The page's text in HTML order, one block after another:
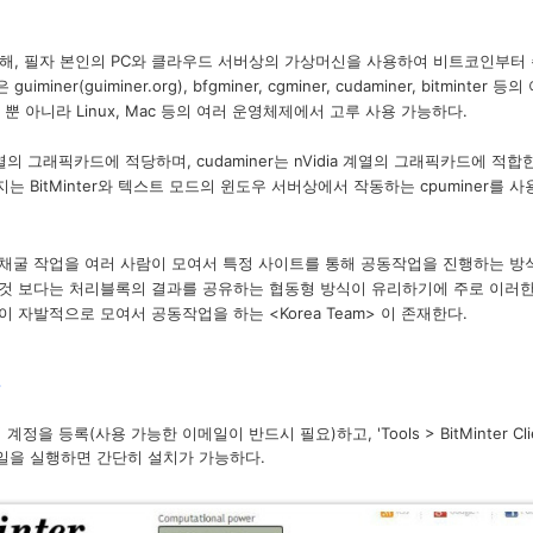
, 필자 본인의 PC와 클라우드 서버상의 가상머신을 사용하여 비트코인부
guiminer(guiminer.org), bfgminer, cgminer, cudaminer, bitminter 등의
아니라 Linux, Mac 등의 여러 운영체제에서 고루 사용 가능하다.
그래픽카드에 적당하며, cudaminer는 nVidia 계열의 그래픽카드에 적합
는 BitMinter와 텍스트 모드의 윈도우 서버상에서 작동하는 cpuminer를 사
굴 작업을 여러 사람이 모여서 특정 사이트를 통해 공동작업을 진행하는
보다는 처리블록의 결과를 공유하는 협동형 방식이 유리하기에 주로 이러
자발적으로 모여서 공동작업을 하는 <Korea Team> 이 존재한다.
정을 등록(사용 가능한 이메일이 반드시 필요)하고, 'Tools > BitMinter
을 실행하면 간단히 설치가 가능하다.